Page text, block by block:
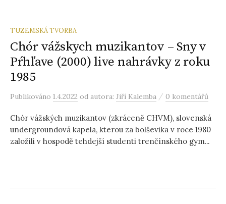
TUZEMSKÁ TVORBA
Chór vážskych muzikantov – Sny v
Pŕhľave (2000) live nahrávky z roku
1985
Publikováno 1.4.2022 od autora: Jiří Kalemba / 0 komentářů
Chór vážských muzikantov (zkráceně CHVM), slovenská
undergroundová kapela, kterou za bolševika v roce 1980
založili v hospodě tehdejší studenti trenčínského gym...